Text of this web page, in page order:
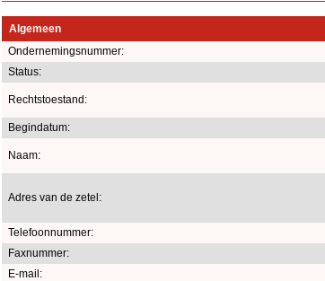
Algemeen
Ondernemingsnummer:
Status:
Rechtstoestand:
Begindatum:
Naam:
Adres van de zetel:
Telefoonnummer:
Faxnummer:
E-mail: